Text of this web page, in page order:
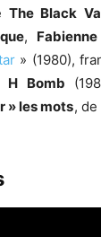
The Black
,
» (1980),
H Bomb
» les mots, de